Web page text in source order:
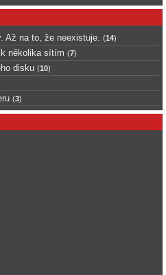
Až na to, že neexistuje. (14)
několika sítím (7)
disku (10)
(3)